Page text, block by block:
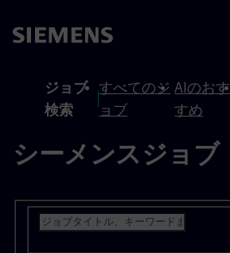
ジョブ
検索
すべてのジ
ョブ
AIのおす
すめ
シーメンスジョブ
募集中の職種を検索する